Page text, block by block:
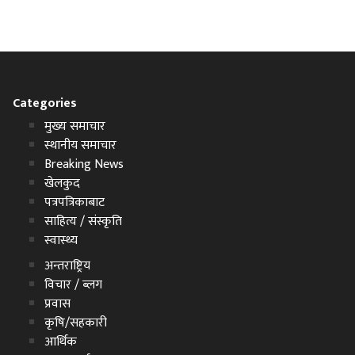
Categories
मुख्य समाचार
स्थानीय समाचार
Breaking News
खेलकुद
पत्रपत्रिकाबाट
साहित्य / संस्कृति
स्वास्थ्य
अन्तराष्ट्रिय
विचार / ब्लग
प्रवास
कृषि/सहकारी
आर्थिक